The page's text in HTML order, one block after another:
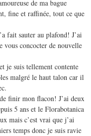
de ma bague
fine et raffinée, tout ce que
fait sauter au plafond! J’ai
vous concocter de nouvelle
je suis tellement contente
malgré le haut talon car il
finir mon flacon! J’ai deux
5 ans et le Florabotanica
mais c’est vrai que j’ai
temps donc je suis ravie